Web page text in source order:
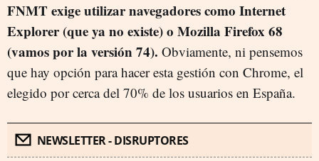
FNMT exige utilizar navegadores como Internet
Explorer (que ya no existe) o Mozilla Firefox 68
(vamos por la versión 74). Obviamente, ni pensemos
que hay opción para hacer esta gestión con Chrome, el
elegido por cerca del 70% de los usuarios en España.
NEWSLETTER - DISRUPTORES